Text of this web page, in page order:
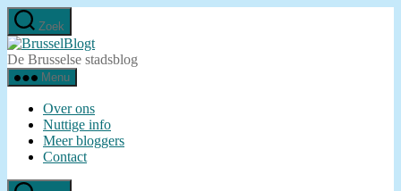
Ga
naar
de
inhoud
Zoek
BrusselBlogt
De Brusselse stadsblog
Menu
Over ons
Nuttige info
Meer bloggers
Contact